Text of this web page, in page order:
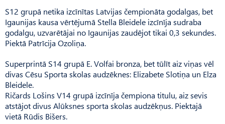
S12 grupā netika izcīnītas Latvijas čempionāta godalgas, bet
Igaunijas kausa vērtējumā Stella Bleidele izcīnīja sudraba
godalgu, uzvarētājai no Igaunijas zaudējot tikai 0,3 sekundes.
Piektā Patrīcija Ozoliņa.
Superprintā S14 grupā E. Volfai bronza, bet tūlīt aiz viņas vēl
divas Cēsu Sporta skolas audzēknes: Elizabete Slotiņa un Elza
Bleidele.
Ričards Lošins V14 grupā izcīnīja čempiona titulu, aiz sevis
atstājot divus Alūksnes sporta skolas audzēkņus. Piektajā
vietā Rūdis Bišers.